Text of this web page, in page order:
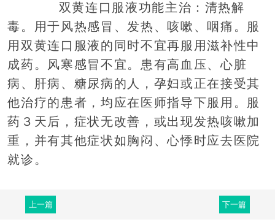
双黄连口服液功能主治：清热解
毒。用于风热感冒、发热、咳嗽、咽痛。服
用双黄连口服液的同时不宜再服用滋补性中
成药。风寒感冒不宜。患有高血压、心脏
病、肝病、糖尿病的人，孕妇或正在接受其
他治疗的患者，均应在医师指导下服用。服
药３天后，症状无改善，或出现发热咳嗽加
重，并有其他症状如胸闷、心悸时应去医院
就诊。
上一篇 下一篇